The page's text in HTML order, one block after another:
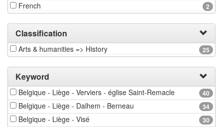
2
French
Classification
25
Arts & humanities => History
Keyword
40
Belgique - Liège - Verviers - église Saint-Remacle
34
Belgique - Liège - Dalhem - Berneau
30
Belgique - Liège - Visé